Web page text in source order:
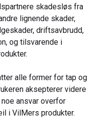
skadesløs fra
lignende skader,
driftsavbrudd,
og tilsvarende i
alle former for tap og
aksepterer videre
ansvar overfor
i VilMers produkter.